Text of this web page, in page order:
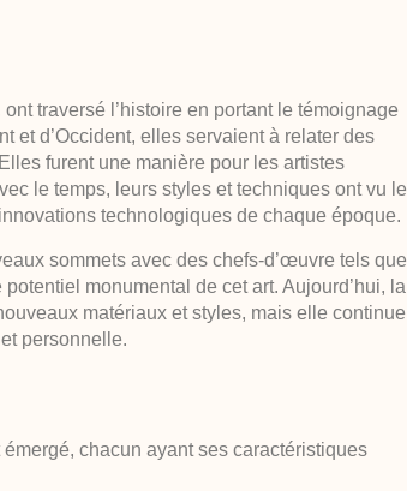
traversé l’histoire en portant le témoignage
et d’Occident, elles servaient à relater des
furent une manière pour les artistes
le temps, leurs styles et techniques ont vu le
technologiques de chaque époque.
sommets avec des chefs-d’œuvre tels que
monumental de cet art. Aujourd’hui, la
matériaux et styles, mais elle continue
personnelle.
chacun ayant ses caractéristiques